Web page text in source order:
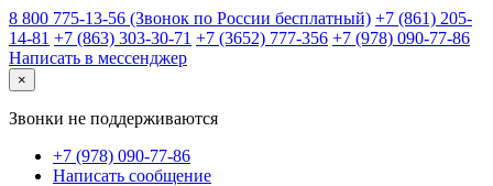
8 800 775-13-56 (Звонок по России бесплатный) +7 (861) 205-
14-81 +7 (863) 303-30-71 +7 (3652) 777-356 +7 (978) 090-77-86
Написать в мессенджер
×
Звонки не поддерживаются
+7 (978) 090-77-86
Написать сообщение